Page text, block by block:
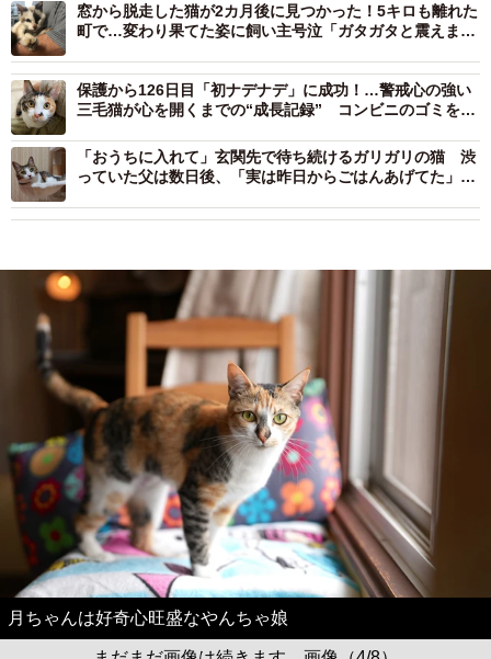
窓から脱走した猫が2カ月後に見つかった！5キロも離れた
町で…変わり果てた姿に飼い主号泣「ガタガタと震えまし
保護から126日目「初ナデナデ」に成功！…警戒心の強い
三毛猫が心を開くまでの“成長記録” コンビニのゴミをあ
「おうちに入れて」玄関先で待ち続けるガリガリの猫 渋
っていた父は数日後、「実は昨日からごはんあげてた」と
月ちゃんは好奇心旺盛なやんちゃ娘